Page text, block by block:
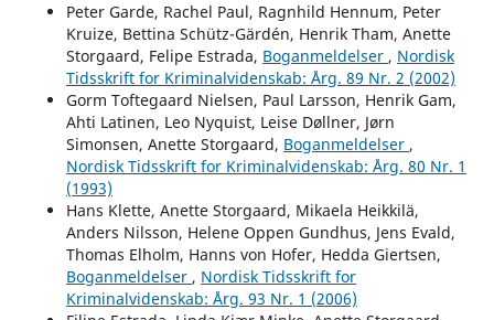
Peter Garde, Rachel Paul, Ragnhild Hennum, Peter
Kruize, Bettina Schütz-Gärdén, Henrik Tham, Anette
Storgaard, Felipe Estrada, Boganmeldelser , Nordisk
Tidsskrift for Kriminalvidenskab: Årg. 89 Nr. 2 (2002)
Gorm Toftegaard Nielsen, Paul Larsson, Henrik Gam,
Ahti Latinen, Leo Nyquist, Leise Døllner, Jørn
Simonsen, Anette Storgaard, Boganmeldelser ,
Nordisk Tidsskrift for Kriminalvidenskab: Årg. 80 Nr. 1
(1993)
Hans Klette, Anette Storgaard, Mikaela Heikkilä,
Anders Nilsson, Helene Oppen Gundhus, Jens Evald,
Thomas Elholm, Hanns von Hofer, Hedda Giertsen,
Boganmeldelser , Nordisk Tidsskrift for
Kriminalvidenskab: Årg. 93 Nr. 1 (2006)